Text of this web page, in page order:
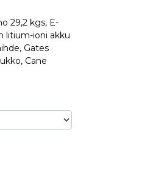
29,2 kgs, E-
litium-ioni akku
Gates
Cane